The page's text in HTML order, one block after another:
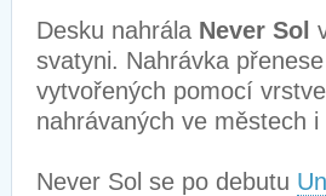
Desku nahrála Never Sol
svatyni. Nahrávka
vytvořených pomocí
nahrávaných ve městech
Never Sol se po debutu